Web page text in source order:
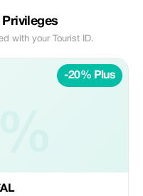
with your Tourist ID.
-20% Plus